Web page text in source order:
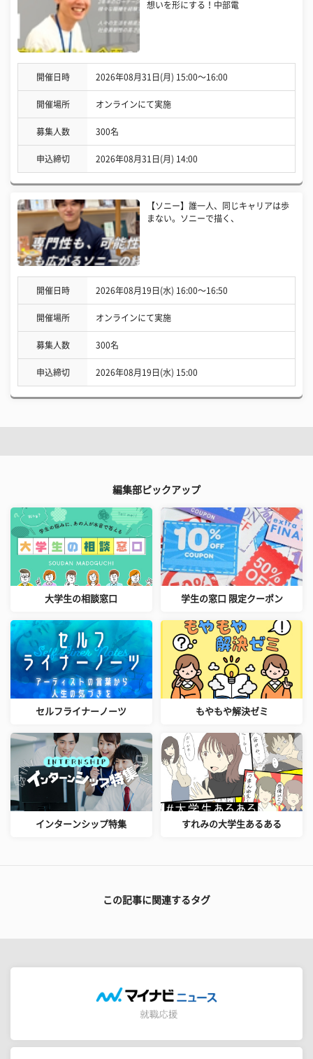
想いを形にする！中部電
開催日時 2026年08月31日(月) 15:00〜16:00
開催場所 オンラインにて実施
募集人数 300名
申込締切 2026年08月31日(月) 14:00
【ソニー】誰一人、同じキャリアは歩
まない。ソニーで描く、
開催日時 2026年08月19日(水) 16:00〜16:50
開催場所 オンラインにて実施
募集人数 300名
申込締切 2026年08月19日(水) 15:00
編集部ピックアップ
大学生の相談窓口 学生の窓口 限定クーポン
セルフライナーノーツ もやもや解決ゼミ
インターンシップ特集 すれみの大学生あるある
この記事に関連するタグ